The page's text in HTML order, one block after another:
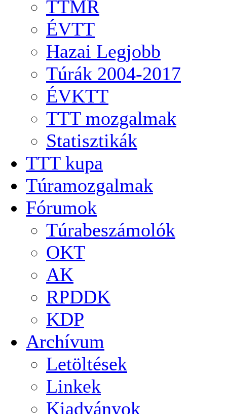
TTMR
ÉVTT
Hazai Legjobb
Túrák 2004-2017
ÉVKTT
TTT mozgalmak
Statisztikák
TTT kupa
Túramozgalmak
Fórumok
Túrabeszámolók
OKT
AK
RPDDK
KDP
Archívum
Letöltések
Linkek
Kiadványok